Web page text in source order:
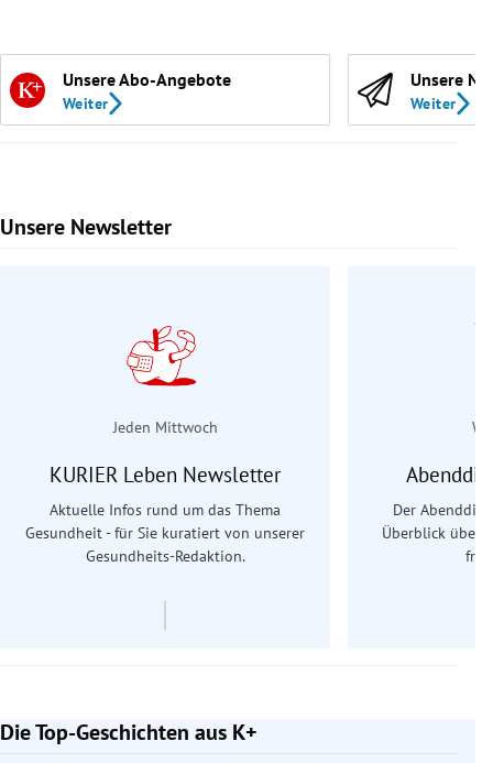
Unsere Abo-Angebote
Weiter
Unsere
Weiter
Unsere Newsletter
Slide 1 von 9
Jeden Mittwoch
KURIER Leben Newsletter
Aktuelle Infos rund um das Thema
Gesundheit - für Sie kuratiert von unserer
Gesundheits-Redaktion.
Der
Überblick über
Die Top-Geschichten aus K+
Slide 1 von 7